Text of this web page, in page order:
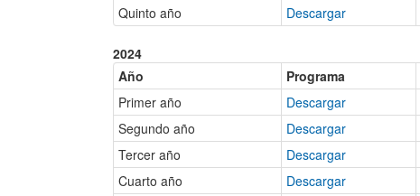
Quinto año
Descargar
2024
Año
Programa
Primer año
Descargar
Segundo año
Descargar
Tercer año
Descargar
Cuarto año
Descargar